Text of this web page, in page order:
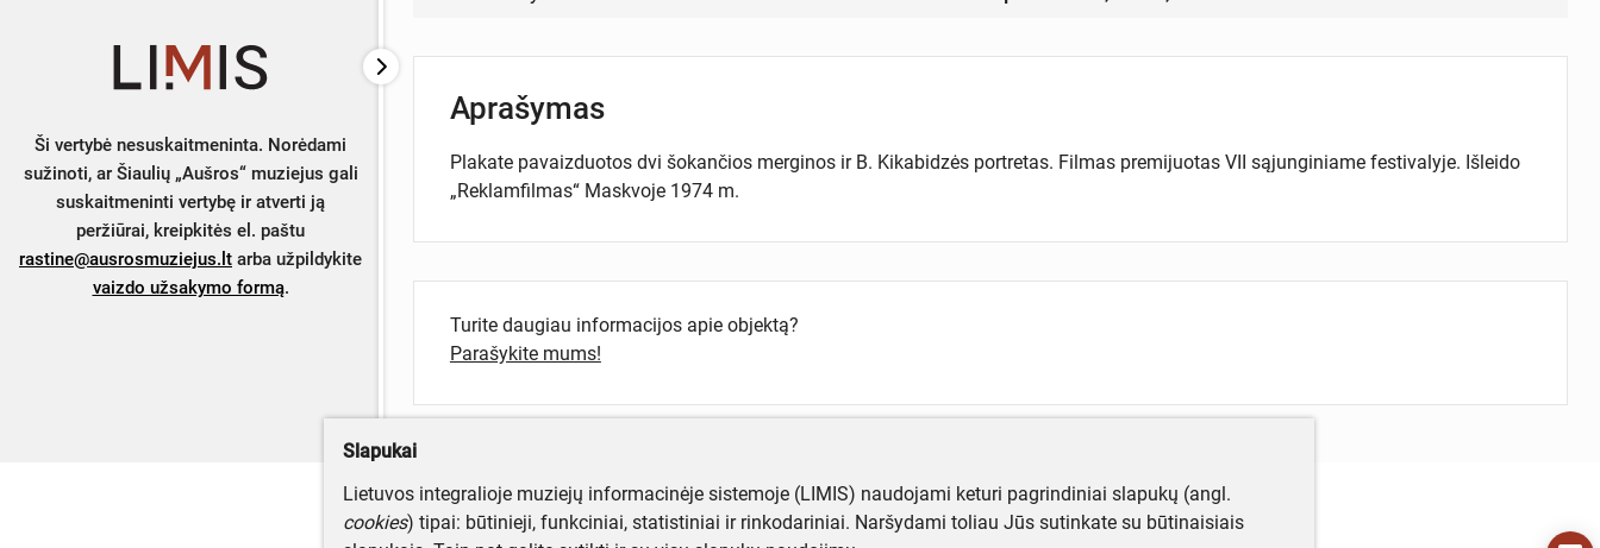
Ši vertybė nesuskaitmeninta. Norėdami
sužinoti, ar Šiaulių „Aušros“ muziejus gali
suskaitmeninti vertybę ir atverti ją
peržiūrai, kreipkitės el. paštu
rastine@ausrosmuziejus.lt arba užpildykite
vaizdo užsakymo formą.
Aprašymas
Plakate pavaizduotos dvi šokančios merginos ir B. Kikabidzės portretas. Filmas premijuotas VII sąjunginiame festivalyje. Išleido
„Reklamfilmas“ Maskvoje 1974 m.
Turite daugiau informacijos apie objektą?
Parašykite mums!
Slapukai
Lietuvos integralioje muziejų informacinėje sistemoje (LIMIS) naudojami keturi pagrindiniai slapukų (angl.
cookies) tipai: būtinieji, funkciniai, statistiniai ir rinkodariniai. Naršydami toliau Jūs sutinkate su būtinaisiais